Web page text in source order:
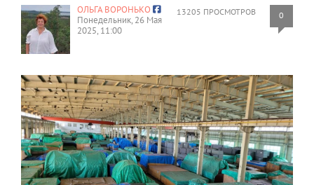
13205 ПРОСМОТРОВ 0
ОЛЬГА ВОРОНЬКО
Понедельник, 26 Мая
2025, 11:00